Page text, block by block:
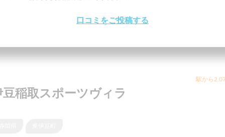
口コミをご投稿する
駅から
豆稲取スポーツヴィラ